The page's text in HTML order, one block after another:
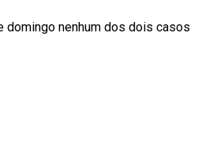
domingo nenhum dos dois casos